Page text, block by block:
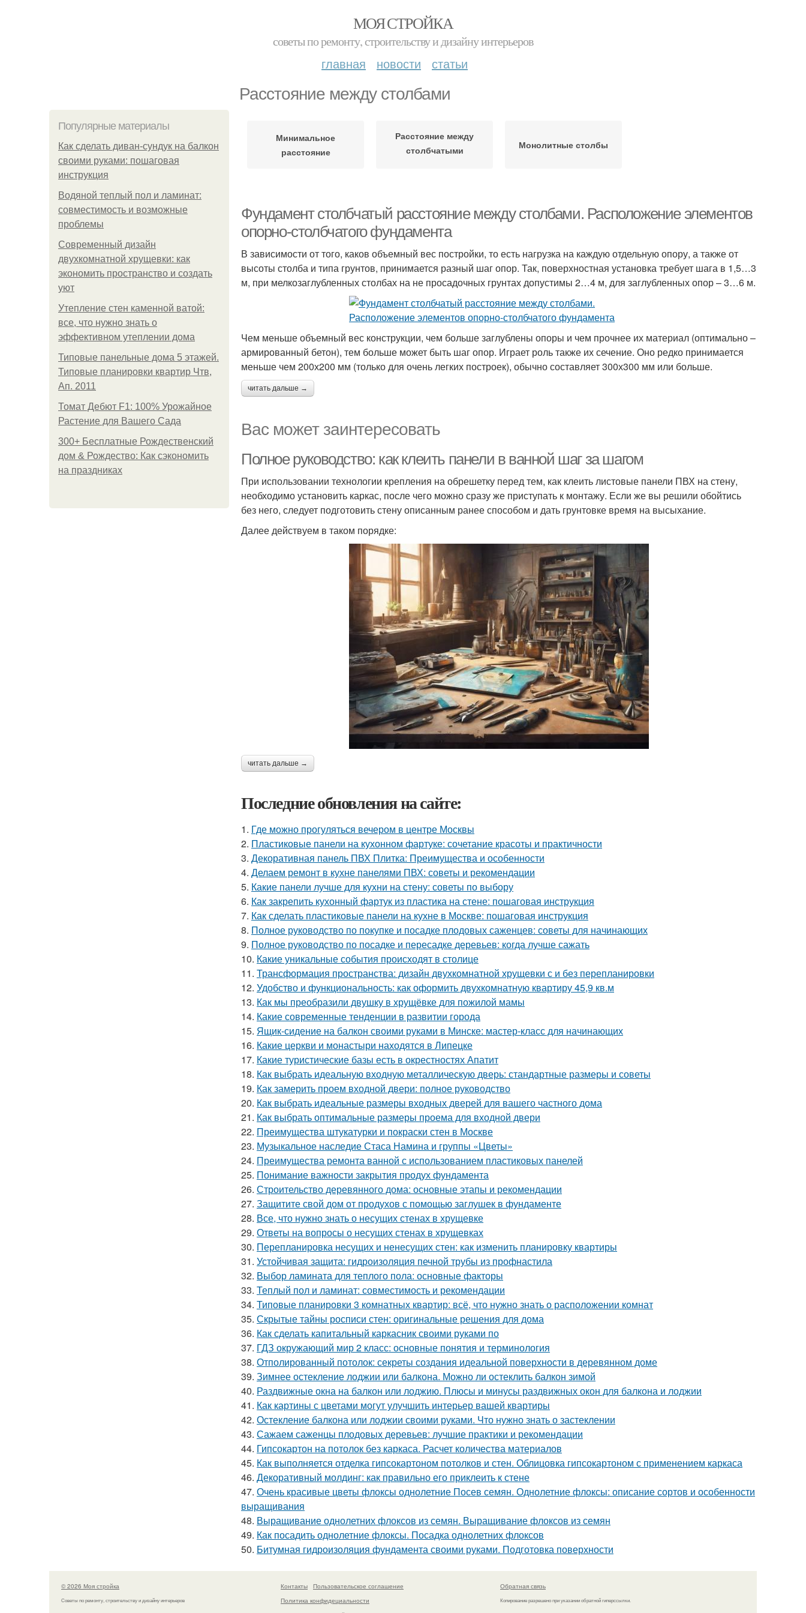
МОЯ СТРОЙКА
советы по ремонту, строительству и дизайну интерьеров
главная новости статьи
Расстояние между столбами
Популярные материалы
Как сделать диван-сундук на балкон
своими руками: пошаговая
инструкция
Водяной теплый пол и ламинат:
совместимость и возможные
проблемы
Современный дизайн
двухкомнатной хрущевки: как
экономить пространство и создать
уют
Утепление стен каменной ватой:
все, что нужно знать о
эффективном утеплении дома
Типовые панельные дома 5 этажей.
Типовые планировки квартир Чтв,
Ап. 2011
Томат Дебют F1: 100% Урожайное
Растение для Вашего Сада
300+ Бесплатные Рождественский
дом & Рождество: Как сэкономить
на праздниках
Минимальное
расстояние
Расстояние между
столбчатыми
Монолитные столбы
Фундамент столбчатый расстояние между столбами. Расположение элементов
опорно-столбчатого фундамента
В зависимости от того, каков объемный вес постройки, то есть нагрузка на каждую отдельную опору, а также от
высоты столба и типа грунтов, принимается разный шаг опор. Так, поверхностная установка требует шага в 1,5…3
м, при мелкозаглубленных столбах на не просадочных грунтах допустимы 2…4 м, для заглубленных опор – 3…6 м.
Чем меньше объемный вес конструкции, чем больше заглублены опоры и чем прочнее их материал (оптимально –
армированный бетон), тем больше может быть шаг опор. Играет роль также их сечение. Оно редко принимается
меньше чем 200х200 мм (только для очень легких построек), обычно составляет 300х300 мм или больше.
читать дальше →
Вас может заинтересовать
Полное руководство: как клеить панели в ванной шаг за шагом
При использовании технологии крепления на обрешетку перед тем, как клеить листовые панели ПВХ на стену,
необходимо установить каркас, после чего можно сразу же приступать к монтажу. Если же вы решили обойтись
без него, следует подготовить стену описанным ранее способом и дать грунтовке время на высыхание.
Далее действуем в таком порядке:
читать дальше →
Последние обновления на сайте:
1. Где можно прогуляться вечером в центре Москвы
2. Пластиковые панели на кухонном фартуке: сочетание красоты и практичности
3. Декоративная панель ПВХ Плитка: Преимущества и особенности
4. Делаем ремонт в кухне панелями ПВХ: советы и рекомендации
5. Какие панели лучше для кухни на стену: советы по выбору
6. Как закрепить кухонный фартук из пластика на стене: пошаговая инструкция
7. Как сделать пластиковые панели на кухне в Москве: пошаговая инструкция
8. Полное руководство по покупке и посадке плодовых саженцев: советы для начинающих
9. Полное руководство по посадке и пересадке деревьев: когда лучше сажать
10. Какие уникальные события происходят в столице
11. Трансформация пространства: дизайн двухкомнатной хрущевки с и без перепланировки
12. Удобство и функциональность: как оформить двухкомнатную квартиру 45,9 кв.м
13. Как мы преобразили двушку в хрущёвке для пожилой мамы
14. Какие современные тенденции в развитии города
15. Ящик-сидение на балкон своими руками в Минске: мастер-класс для начинающих
16. Какие церкви и монастыри находятся в Липецке
17. Какие туристические базы есть в окрестностях Апатит
18. Как выбрать идеальную входную металлическую дверь: стандартные размеры и советы
19. Как замерить проем входной двери: полное руководство
20. Как выбрать идеальные размеры входных дверей для вашего частного дома
21. Как выбрать оптимальные размеры проема для входной двери
22. Преимущества штукатурки и покраски стен в Москве
23. Музыкальное наследие Стаса Намина и группы «Цветы»
24. Преимущества ремонта ванной с использованием пластиковых панелей
25. Понимание важности закрытия продух фундамента
26. Строительство деревянного дома: основные этапы и рекомендации
27. Защитите свой дом от продухов с помощью заглушек в фундаменте
28. Все, что нужно знать о несущих стенах в хрущевке
29. Ответы на вопросы о несущих стенах в хрущевках
30. Перепланировка несущих и ненесущих стен: как изменить планировку квартиры
31. Устойчивая защита: гидроизоляция печной трубы из профнастила
32. Выбор ламината для теплого пола: основные факторы
33. Теплый пол и ламинат: совместимость и рекомендации
34. Типовые планировки 3 комнатных квартир: всё, что нужно знать о расположении комнат
35. Скрытые тайны росписи стен: оригинальные решения для дома
36. Как сделать капитальный каркасник своими руками по
37. ГДЗ окружающий мир 2 класс: основные понятия и терминология
38. Отполированный потолок: секреты создания идеальной поверхности в деревянном доме
39. Зимнее остекление лоджии или балкона. Можно ли остеклить балкон зимой
40. Раздвижные окна на балкон или лоджию. Плюсы и минусы раздвижных окон для балкона и лоджии
41. Как картины с цветами могут улучшить интерьер вашей квартиры
42. Остекление балкона или лоджии своими руками. Что нужно знать о застеклении
43. Сажаем саженцы плодовых деревьев: лучшие практики и рекомендации
44. Гипсокартон на потолок без каркаса. Расчет количества материалов
45. Как выполняется отделка гипсокартоном потолков и стен. Облицовка гипсокартоном с применением каркаса
46. Декоративный молдинг: как правильно его приклеить к стене
47. Очень красивые цветы флоксы однолетние Посев семян. Однолетние флоксы: описание сортов и особенности
выращивания
48. Выращивание однолетних флоксов из семян. Выращивание флоксов из семян
49. Как посадить однолетние флоксы. Посадка однолетних флоксов
50. Битумная гидроизоляция фундамента своими руками. Подготовка поверхности
© 2026 Моя стройка
Советы по ремонту, строительству и дизайну интерьеров
Контакты
Пользовательское соглашение
Политика конфидециальности
Обратная связь
Копирование разрешено при указании обратной гиперссылки.